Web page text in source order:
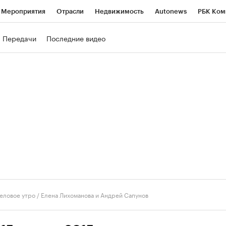
Мероприятия Отрасли Недвижимость Autonews РБК
Передачи Последние видео
утро / Елена Лихоманова и Андрей Сапунов